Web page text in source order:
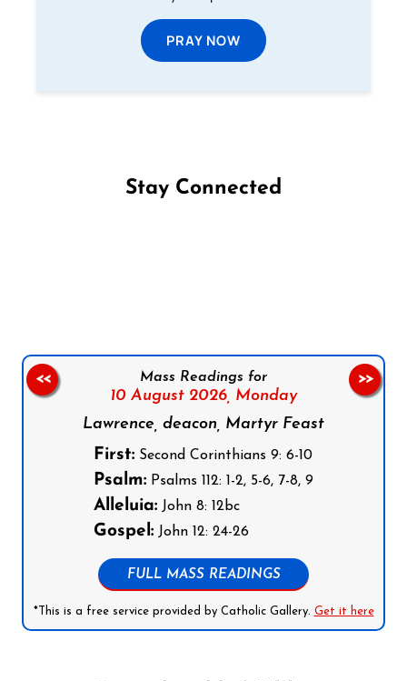
PRAY NOW
Stay Connected
Mass Readings for
10 August 2026, Monday
Lawrence, deacon, Martyr Feast
First: Second Corinthians 9: 6-10
Psalm: Psalms 112: 1-2, 5-6, 7-8, 9
Alleluia: John 8: 12bc
Gospel: John 12: 24-26
FULL MASS READINGS
*This is a free service provided by Catholic Gallery. Get it here
<< >>